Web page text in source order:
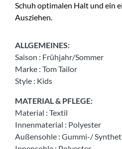
Schuh optimalen Halt und ein
Ausziehen.
ALLGEMEINES:
Saison : Frühjahr/Sommer
Marke : Tom Tailor
Style : Kids
MATERIAL & PFLEGE:
Material : Textil
Innenmaterial : Polyester
Außensohle : Gummi-/